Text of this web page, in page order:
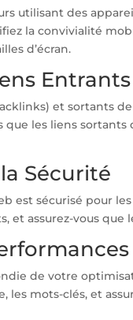
utilisant des
la convivialité
d’écran.
et sortants
les liens
Sécurité
est sécurisé pour
et assurez-vous
de votre
les mots-clés, et